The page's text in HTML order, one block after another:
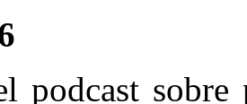
podcast sobre